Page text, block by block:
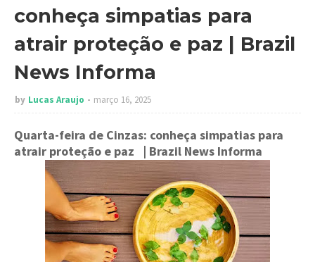
conheça simpatias para
atrair proteção e paz | Brazil
News Informa
by Lucas Araujo março 16, 2025
Quarta-feira de Cinzas: conheça simpatias para
atrair proteção e paz
| Brazil News Informa